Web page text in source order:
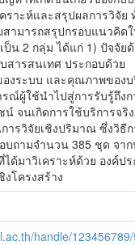
ราะห์และสรุปผลการวิจัย
ามารถสรุปกรอบแนวคิด
ป็น 2 กลุ่ม ได้แก่ 1) ปัจจัย
สารสนเทศ ประกอบด้วย
ระบบ และคุณภาพของบ
ณ์ผู้ใช้นำไปสู่การรับรู้ถึง
จนเกิดการใช้บริการจริ
รวิจัยเชิงปริมาณ ซึ่งวิธี
บถามจำนวน 385 ชุด จา
ด้มาวิเคราะห์ด้วย องค์ป
โครงสร้าง
handle/